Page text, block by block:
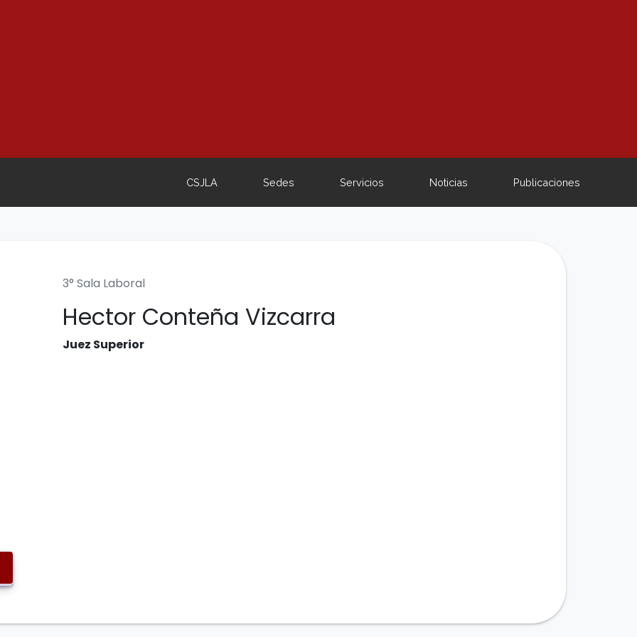
CSJLA Sedes Servicios Noticias Publicaciones
3° Sala Laboral
Hector Conteña Vizcarra
Juez Superior